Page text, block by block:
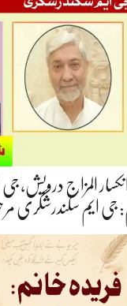
انکسار المزاج درویش،
جی ایم سکندرشگری